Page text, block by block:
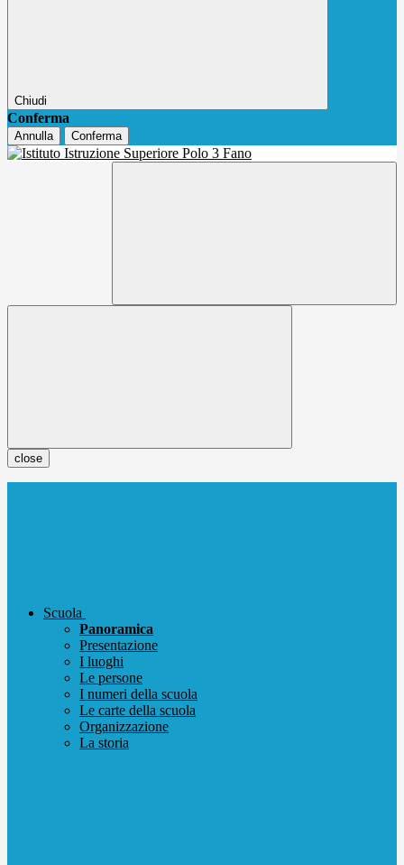
Chiudi
Conferma
Annulla Conferma
close
Scuola
Panoramica
Presentazione
I luoghi
Le persone
I numeri della scuola
Le carte della scuola
Organizzazione
La storia